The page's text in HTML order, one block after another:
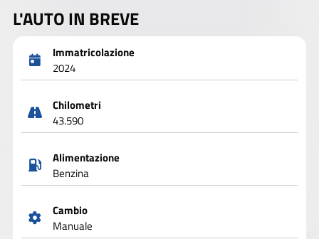
L'AUTO IN BREVE
Immatricolazione
2024
Chilometri
43.590
Alimentazione
Benzina
Cambio
Manuale